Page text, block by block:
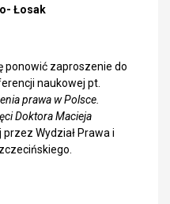
Łosak
ponowić zaproszenie do
naukowej pt.
prawa w Polsce.
Doktora Macieja
Wydział Prawa i